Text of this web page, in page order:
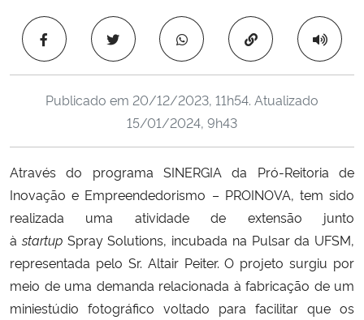
Ministério da Educação
Ministério da Ciência, Tecnologia, Inovações e Comunicações
Ministério do Meio Ambiente
Ministério do Turismo
Copiar para área
Publicado em 20/12/2023, 11h54. Atualizado
15/01/2024, 9h43
Através do programa SINERGIA da Pró-Reitoria de
Inovação e Empreendedorismo – PROINOVA, tem sido
realizada uma atividade de extensão junto
àstartup Spray Solutions, incubada na Pulsar da UFSM,
representada pelo Sr. Altair Peiter. O projeto surgiu por
meio de uma demanda relacionada à fabricação de um
miniestúdio fotográfico voltado para facilitar que os